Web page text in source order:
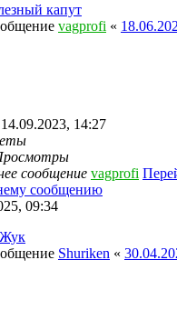
капут
vagprofi «
14:27
сообщение vagprofi
сообщению
09:34
Shuriken «